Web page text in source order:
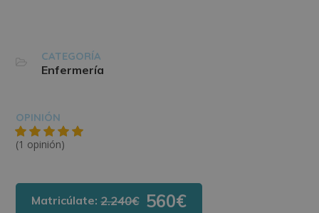
CATEGORÍA
Enfermería
OPINIÓN
(1 opinión)
Matricúlate:2.240€ 560€